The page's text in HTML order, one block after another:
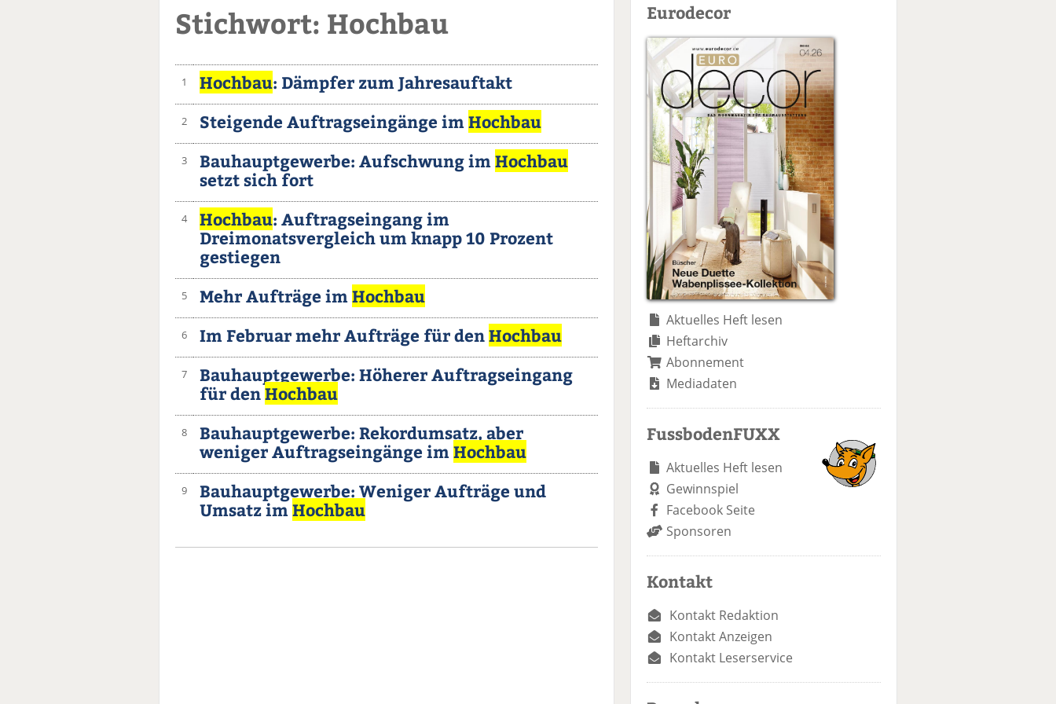
Stichwort: Hochbau
1 Hochbau: Dämpfer zum Jahresauftakt
2 Steigende Auftragseingänge imHochbau
3 Bauhauptgewerbe: Aufschwung imHochbau
setzt sich fort
4 Hochbau: Auftragseingang im
Dreimonatsvergleich um knapp 10 Prozent
gestiegen
5 Mehr Aufträge imHochbau
6 Im Februar mehr Aufträge für denHochbau
7
Bauhauptgewerbe: Höherer Auftragseingang
für denHochbau
8
Bauhauptgewerbe: Rekordumsatz, aber
weniger Auftragseingänge imHochbau
9
Bauhauptgewerbe: Weniger Aufträge und
Umsatz imHochbau
Eurodecor
Aktuelles Heft lesen
Heftarchiv
Abonnement
Mediadaten
FussbodenFUXX
Aktuelles Heft lesen
Gewinnspiel
Facebook Seite
Sponsoren
Kontakt
Kontakt Redaktion
Kontakt Anzeigen
Kontakt Leserservice